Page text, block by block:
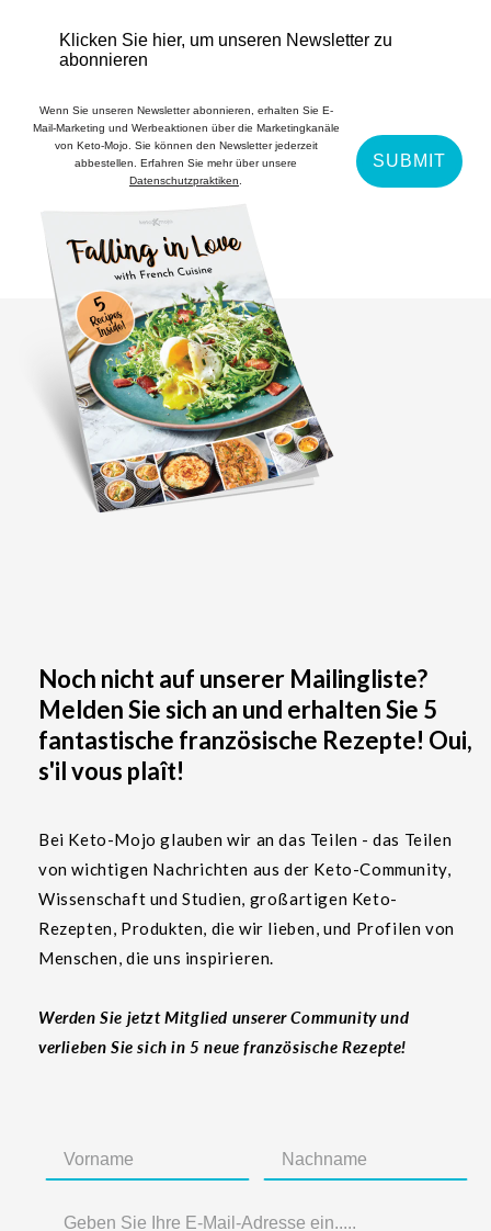
Klicken Sie hier, um unseren Newsletter zu
abonnieren
Wenn Sie unseren Newsletter abonnieren, erhalten Sie E-
Mail-Marketing und Werbeaktionen über die Marketingkanäle
von Keto-Mojo. Sie können den Newsletter jederzeit
abbestellen. Erfahren Sie mehr über unsere
Datenschutzpraktiken.
SUBMIT
Noch nicht auf unserer Mailingliste?
Melden Sie sich an und erhalten Sie 5
fantastische französische Rezepte! Oui,
s'il vous plaît!
Bei Keto-Mojo glauben wir an das Teilen - das Teilen
von wichtigen Nachrichten aus der Keto-Community,
Wissenschaft und Studien, großartigen Keto-
Rezepten, Produkten, die wir lieben, und Profilen von
Menschen, die uns inspirieren.
Werden Sie jetzt Mitglied unserer Community und
verlieben Sie sich in 5 neue französische Rezepte!